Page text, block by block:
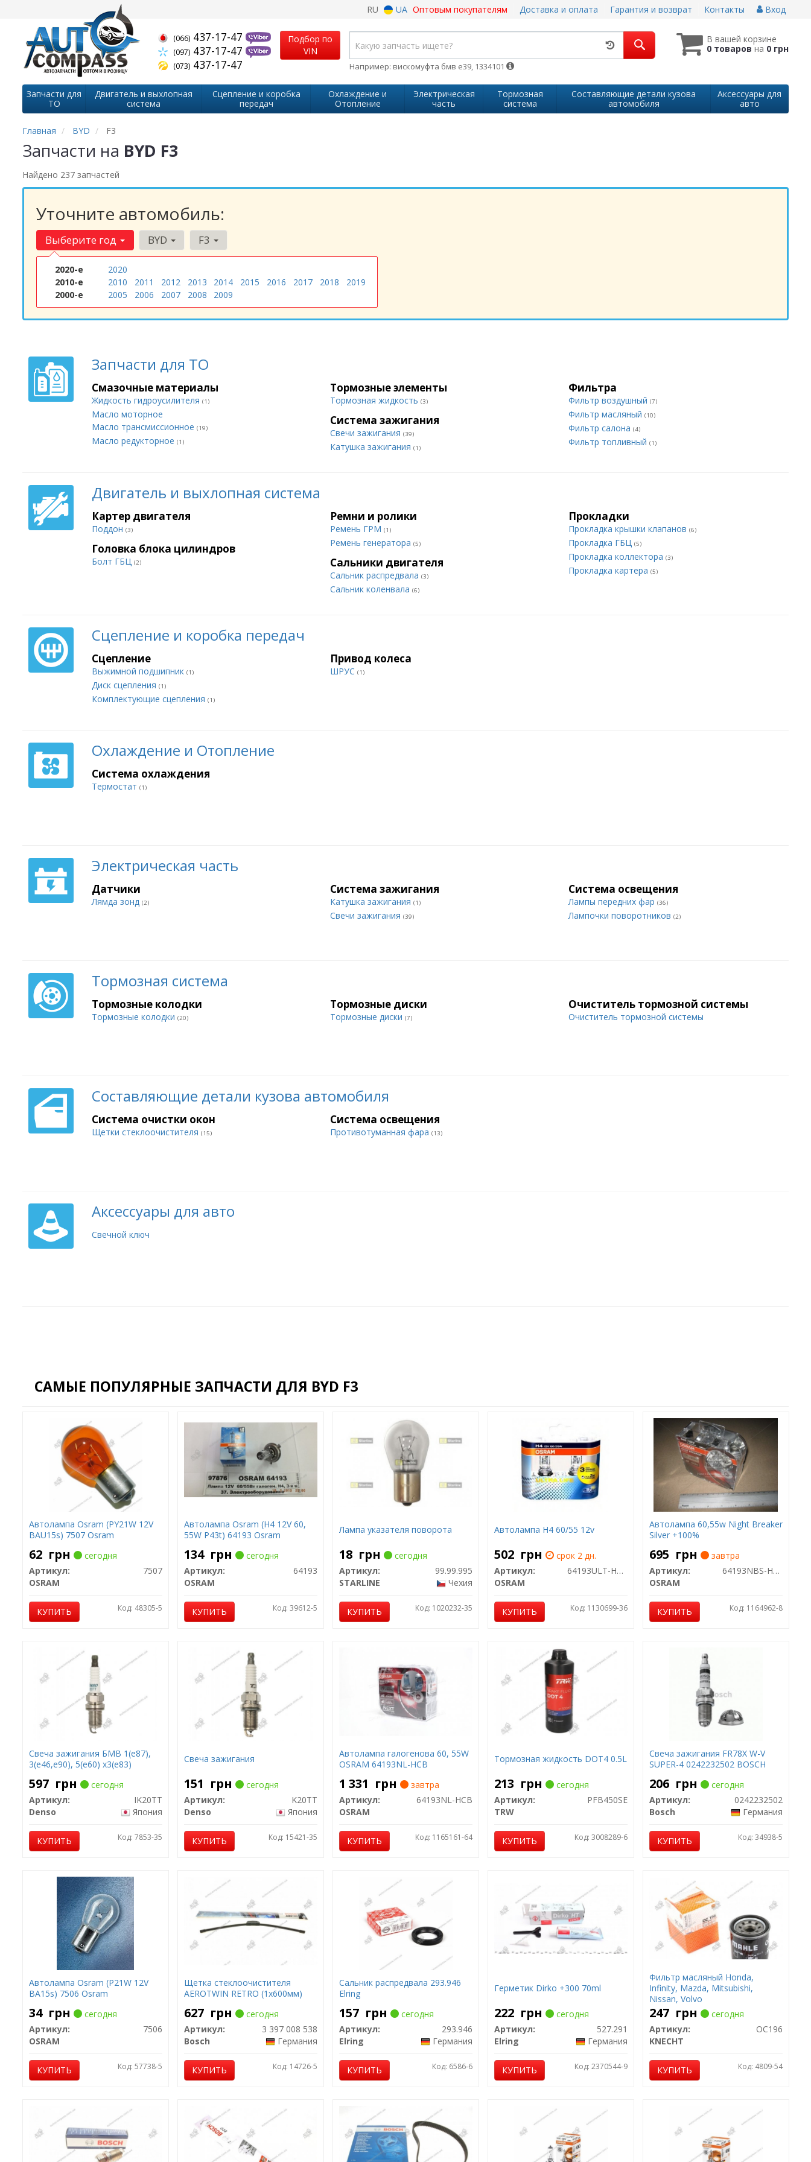
RU UA Оптовым покупателям Доставка и оплата Гарантия и возврат Контакты Вход
(066) 437-17-47
(097) 437-17-47
(073) 437-17-47
Подбор по
VIN
В вашей корзине
0 товаровна 0 грн
Например: вискомуфта бмв е39, 1334101
Запчасти для
ТО
Двигатель и выхлопная
система
Сцепление и коробка
передач
Охлаждение и
Отопление
Электрическая
часть
Тормозная
система
Составляющие детали кузова
автомобиля
Аксессуары для
авто
Главная BYD F3
Запчасти на BYD F3
Найдено 237 запчастей
Уточните автомобиль:
Выберите год
2020-е
2020
2010-е
2010 2011 2012 2013 2014 2015 2016 2017 2018
2019
2000-е
2005 2006 2007 2008 2009
BYD F3
Запчасти для ТО
Смазочные материалы
Жидкость гидроусилителя (1)
Масло моторное
Масло трансмиссионное (19)
Масло редукторное (1)
Тормозные элементы
Тормозная жидкость (3)
Фильтра
Фильтр воздушный (7)
Фильтр масляный (10)
Фильтр салона (4)
Фильтр топливный (1)
Система зажигания
Свечи зажигания (39)
Катушка зажигания (1)
Двигатель и выхлопная система
Картер двигателя
Поддон (3)
Ремни и ролики
Ремень ГРМ (1)
Ремень генератора (5)
Прокладки
Прокладка крышки клапанов (6)
Прокладка ГБЦ (5)
Прокладка коллектора (3)
Прокладка картера (5)
Головка блока цилиндров
Болт ГБЦ (2) Сальники двигателя
Сальник распредвала (3)
Сальник коленвала (6)
Сцепление и коробка передач
Сцепление
Выжимной подшипник (1)
Диск сцепления (1)
Комплектующие сцепления (1)
Привод колеса
ШРУС (1)
Охлаждение и Отопление
Система охлаждения
Термостат (1)
Электрическая часть
Датчики
Лямда зонд (2)
Система зажигания
Катушка зажигания (1)
Свечи зажигания (39)
Система освещения
Лампы передних фар (36)
Лампочки поворотников (2)
Тормозная система
Тормозные колодки
Тормозные колодки (20)
Тормозные диски
Тормозные диски (7)
Очиститель тормозной системы
Очиститель тормозной системы
Составляющие детали кузова автомобиля
Система очистки окон
Щетки стеклоочистителя (15)
Система освещения
Противотуманная фара (13)
Аксессуары для авто
Свечной ключ
САМЫЕ ПОПУЛЯРНЫЕ ЗАПЧАСТИ ДЛЯ BYD F3
Автолампа Osram (PY21W 12V
BAU15s) 7507 Osram
62 грн
сегодня
Артикул:
7507
OSRAM
КУПИТЬ Код: 48305-5
Автолампа Osram (H4 12V 60,
55W P43t) 64193 Osram
134 грн
сегодня
Артикул:
64193
OSRAM
КУПИТЬ Код: 39612-5
Лампа указателя поворота
18 грн
сегодня
Артикул:
99.99.995
STARLINE
Чехия
КУПИТЬ Код: 1020232-35
Автолампа H4 60/55 12v
502 грн
срок 2 дн.
Артикул:
64193ULT-HCB
OSRAM
КУПИТЬ Код: 1130699-36
Автолампа 60,55w Night Breaker
Silver +100%
695 грн
завтра
Артикул:
64193NBS-HCB
OSRAM
КУПИТЬ Код: 1164962-8
Свеча зажигания БМВ 1(е87),
3(е46,е90), 5(е60) х3(е83)
597 грн
сегодня
Артикул:
IK20TT
Denso
Япония
КУПИТЬ Код: 7853-35
Свеча зажигания
151 грн
сегодня
Артикул:
K20TT
Denso
Япония
КУПИТЬ Код: 15421-35
Автолампа галогенова 60, 55W
OSRAM 64193NL-HCB
1 331 грн
завтра
Артикул:
64193NL-HCB
OSRAM
КУПИТЬ Код: 1165161-64
Тормозная жидкость DOT4 0.5L
213 грн
сегодня
Артикул:
PFB450SE
TRW
КУПИТЬ Код: 3008289-6
Свеча зажигания FR78X W-V
SUPER-4 0242232502 BOSCH
206 грн
сегодня
Артикул:
0242232502
Bosch
Германия
КУПИТЬ Код: 34938-5
Автолампа Osram (P21W 12V
BA15s) 7506 Osram
34 грн
сегодня
Артикул:
7506
OSRAM
КУПИТЬ Код: 57738-5
Щетка стеклоочистителя
AEROTWIN RETRO (1х600мм)
627 грн
сегодня
Артикул:
3 397 008 538
Bosch
Германия
КУПИТЬ Код: 14726-5
Сальник распредвала 293.946
Elring
157 грн
сегодня
Артикул:
293.946
Elring
Германия
КУПИТЬ Код: 6586-6
Герметик Dirko +300 70ml
222 грн
сегодня
Артикул:
527.291
Elring
Германия
КУПИТЬ Код: 2370544-9
Фильтр масляный Honda,
Infinity, Mazda, Mitsubishi,
Nissan, Volvo
247 грн
сегодня
Артикул:
OC196
KNECHT
КУПИТЬ Код: 4809-54